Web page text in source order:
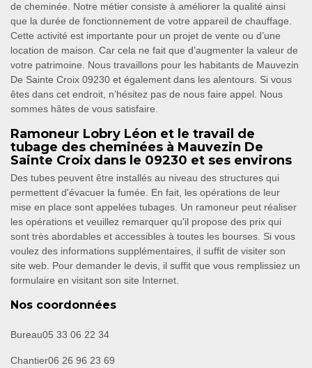
de cheminée. Notre métier consiste à améliorer la qualité ainsi
que la durée de fonctionnement de votre appareil de chauffage.
Cette activité est importante pour un projet de vente ou d’une
location de maison. Car cela ne fait que d’augmenter la valeur de
votre patrimoine. Nous travaillons pour les habitants de Mauvezin
De Sainte Croix 09230 et également dans les alentours. Si vous
êtes dans cet endroit, n’hésitez pas de nous faire appel. Nous
sommes hâtes de vous satisfaire.
Ramoneur Lobry Léon et le travail de
tubage des cheminées à Mauvezin De
Sainte Croix dans le 09230 et ses environs
Des tubes peuvent être installés au niveau des structures qui
permettent d'évacuer la fumée. En fait, les opérations de leur
mise en place sont appelées tubages. Un ramoneur peut réaliser
les opérations et veuillez remarquer qu'il propose des prix qui
sont très abordables et accessibles à toutes les bourses. Si vous
voulez des informations supplémentaires, il suffit de visiter son
site web. Pour demander le devis, il suffit que vous remplissiez un
formulaire en visitant son site Internet.
Nos coordonnées
Bureau05 33 06 22 34
Chantier06 26 96 23 69